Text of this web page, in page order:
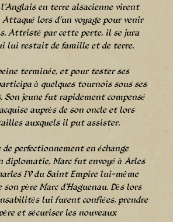
en terre alsacienne virent
lors d’un voyage pour venir
Attristé par cette perte, il se jura
lui restait de famille et de terre.
terminée, et pour tester ses
à quelques tournois sous ses
Son jeune fut rapidement compensé
auprès de son oncle et lors
auxquels il put assister.
de perfectionnement en échange
diplomatie, Marc fut envoyé à Arles
IV du Saint Empire lui-même
père Marc d’Haguenau. Dès lors
lui furent confiées, prendre
et sécuriser les nouveaux